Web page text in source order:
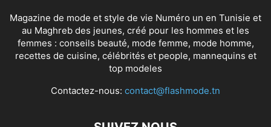
Magazine de mode et style de vie Numéro un en Tunisie et
au Maghreb des jeunes, créé pour les hommes et les
femmes : conseils beauté, mode femme, mode homme,
recettes de cuisine, célébrités et people, mannequins et
top modeles
Contactez-nous: contact@flashmode.tn